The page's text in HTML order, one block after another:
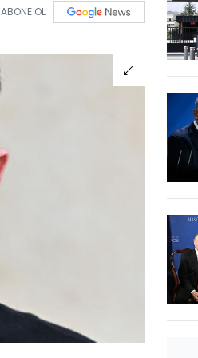
ABONE OL